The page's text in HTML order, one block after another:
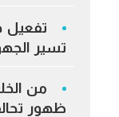
تفعيل
تسير
من
ظهور